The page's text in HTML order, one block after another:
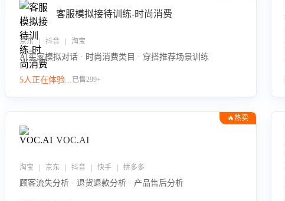
客服模拟接待训练-时尚消费
京东 | 抖音 | 淘宝
AI买家模拟对话 · 时尚消费类目 · 穿搭推荐场景训练
5人正在体验...已售299+
🔥热卖
VOC.AI
淘宝 | 京东 | 抖音 | 快手 | 拼多多
顾客流失分析 · 退货退款分析 · 产品售后分析